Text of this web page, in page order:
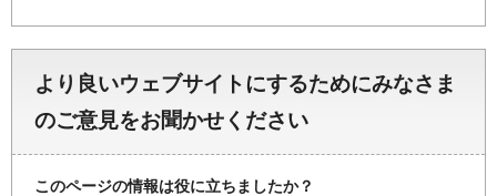
より良いウェブサイトにするためにみなさま
のご意見をお聞かせください
このページの情報は役に立ちましたか？